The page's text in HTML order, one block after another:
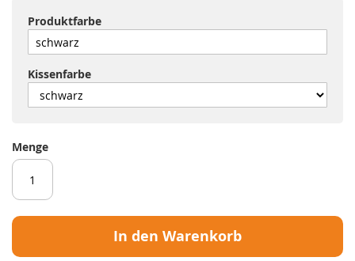
Produktfarbe
Kissenfarbe
Menge
In den Warenkorb